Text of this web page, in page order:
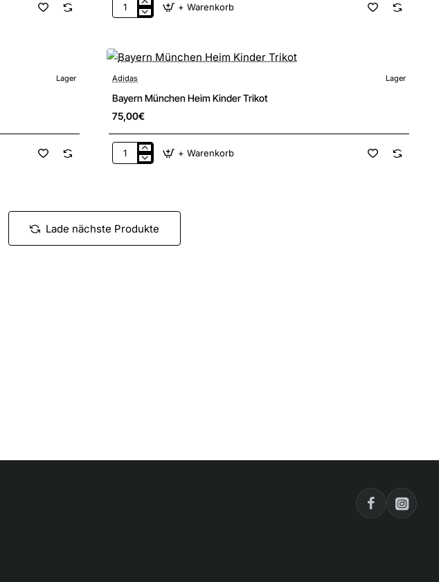
Bayern
Trikot
+ Warenkorb
Lager Adidas Lager
Bayern München Heim Kinder Trikot
75,00€
Bayern
+ Warenkorb
Lade nächste Produkte